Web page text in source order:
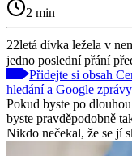
2 min
22letá dívka ležela v
jedno poslední přání
Přidejte si obsah
hledání a Google zprávy
Pokud byste po
byste pravděpodobně
Nikdo nečekal, že se jí